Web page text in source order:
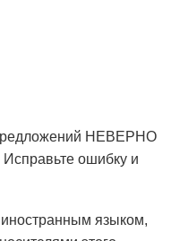
НЕВЕРНО
ошибку и
языком,